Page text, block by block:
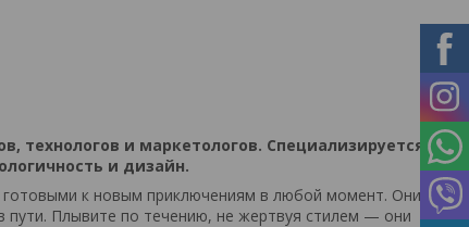
технологов и маркетологов. Специализируется
и дизайн.
к новым приключениям в любой момент. Они
пути. Плывите по течению, не жертвуя стилем — они